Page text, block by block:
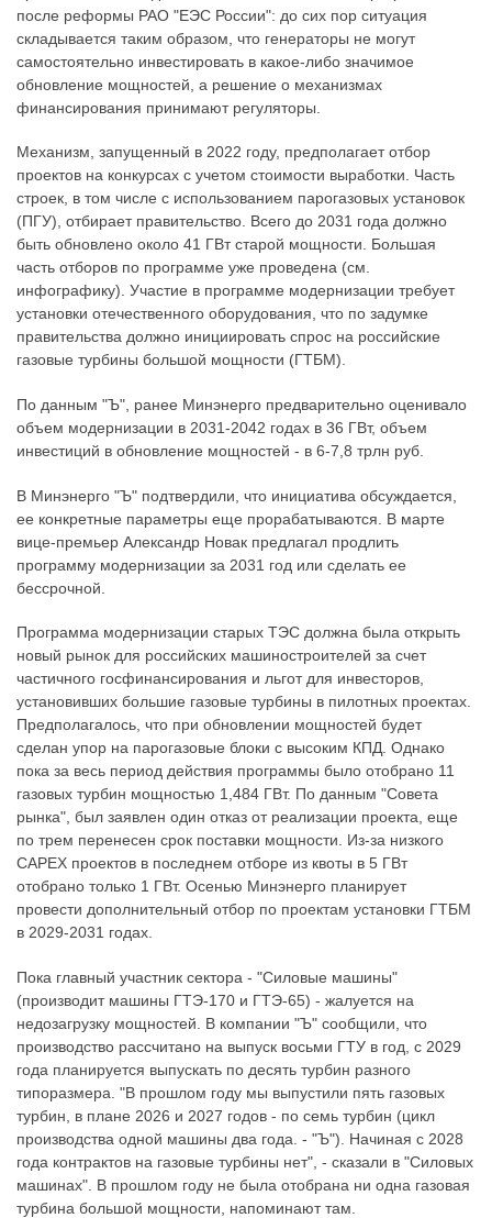
после реформы РАО "ЕЭС России": до сих пор ситуация
складывается таким образом, что генераторы не могут
самостоятельно инвестировать в какое-либо значимое
обновление мощностей, а решение о механизмах
финансирования принимают регуляторы.
Механизм, запущенный в 2022 году, предполагает отбор
проектов на конкурсах с учетом стоимости выработки. Часть
строек, в том числе с использованием парогазовых установок
(ПГУ), отбирает правительство. Всего до 2031 года должно
быть обновлено около 41 ГВт старой мощности. Большая
часть отборов по программе уже проведена (см.
инфографику). Участие в программе модернизации требует
установки отечественного оборудования, что по задумке
правительства должно инициировать спрос на российские
газовые турбины большой мощности (ГТБМ).
По данным "Ъ", ранее Минэнерго предварительно оценивало
объем модернизации в 2031-2042 годах в 36 ГВт, объем
инвестиций в обновление мощностей - в 6-7,8 трлн руб.
В Минэнерго "Ъ" подтвердили, что инициатива обсуждается,
ее конкретные параметры еще прорабатываются. В марте
вице-премьер Александр Новак предлагал продлить
программу модернизации за 2031 год или сделать ее
бессрочной.
Программа модернизации старых ТЭС должна была открыть
новый рынок для российских машиностроителей за счет
частичного госфинансирования и льгот для инвесторов,
установивших большие газовые турбины в пилотных проектах.
Предполагалось, что при обновлении мощностей будет
сделан упор на парогазовые блоки с высоким КПД. Однако
пока за весь период действия программы было отобрано 11
газовых турбин мощностью 1,484 ГВт. По данным "Совета
рынка", был заявлен один отказ от реализации проекта, еще
по трем перенесен срок поставки мощности. Из-за низкого
CAPEX проектов в последнем отборе из квоты в 5 ГВт
отобрано только 1 ГВт. Осенью Минэнерго планирует
провести дополнительный отбор по проектам установки ГТБМ
в 2029-2031 годах.
Пока главный участник сектора - "Силовые машины"
(производит машины ГТЭ-170 и ГТЭ-65) - жалуется на
недозагрузку мощностей. В компании "Ъ" сообщили, что
производство рассчитано на выпуск восьми ГТУ в год, с 2029
года планируется выпускать по десять турбин разного
типоразмера. "В прошлом году мы выпустили пять газовых
турбин, в плане 2026 и 2027 годов - по семь турбин (цикл
производства одной машины два года. - "Ъ"). Начиная с 2028
года контрактов на газовые турбины нет", - сказали в "Силовых
машинах". В прошлом году не была отобрана ни одна газовая
турбина большой мощности, напоминают там.